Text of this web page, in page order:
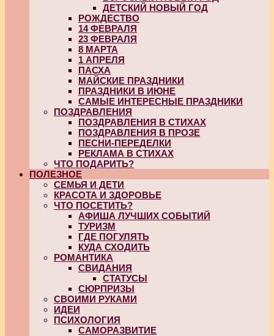
ДЕТСКИЙ НОВЫЙ ГОД
РОЖДЕСТВО
14 ФЕВРАЛЯ
23 ФЕВРАЛЯ
8 МАРТА
1 АПРЕЛЯ
ПАСХА
МАЙСКИЕ ПРАЗДНИКИ
ПРАЗДНИКИ В ИЮНЕ
САМЫЕ ИНТЕРЕСНЫЕ ПРАЗДНИКИ
ПОЗДРАВЛЕНИЯ
ПОЗДРАВЛЕНИЯ В СТИХАХ
ПОЗДРАВЛЕНИЯ В ПРОЗЕ
ПЕСНИ-ПЕРЕДЕЛКИ
РЕКЛАМА В СТИХАХ
ЧТО ПОДАРИТЬ?
ПОЛЕЗНОЕ
СЕМЬЯ И ДЕТИ
КРАСОТА И ЗДОРОВЬЕ
ЧТО ПОСЕТИТЬ?
АФИША ЛУЧШИХ СОБЫТИЙ
ТУРИЗМ
ГДЕ ПОГУЛЯТЬ
КУДА СХОДИТЬ
РОМАНТИКА
СВИДАНИЯ
СТАТУСЫ
СЮРПРИЗЫ
СВОИМИ РУКАМИ
ИДЕИ
ПСИХОЛОГИЯ
САМОРАЗВИТИЕ